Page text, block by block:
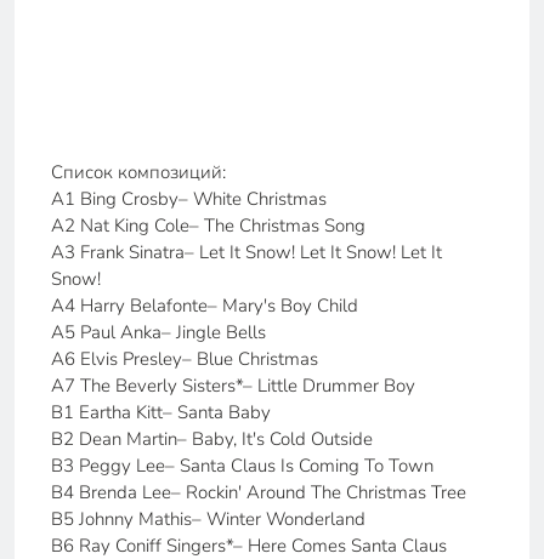
Список композиций:
A1 Bing Crosby– White Christmas
A2 Nat King Cole– The Christmas Song
A3 Frank Sinatra– Let It Snow! Let It Snow! Let It
Snow!
A4 Harry Belafonte– Mary's Boy Child
A5 Paul Anka– Jingle Bells
A6 Elvis Presley– Blue Christmas
A7 The Beverly Sisters*– Little Drummer Boy
B1 Eartha Kitt– Santa Baby
B2 Dean Martin– Baby, It's Cold Outside
B3 Peggy Lee– Santa Claus Is Coming To Town
B4 Brenda Lee– Rockin' Around The Christmas Tree
B5 Johnny Mathis– Winter Wonderland
B6 Ray Coniff Singers*– Here Comes Santa Claus